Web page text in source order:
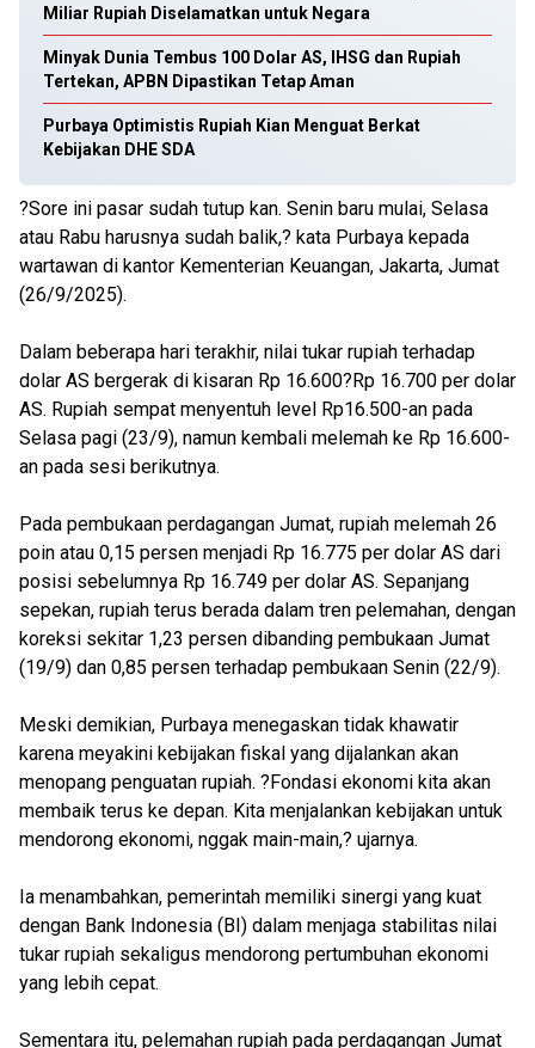
Miliar Rupiah Diselamatkan untuk Negara
Minyak Dunia Tembus 100 Dolar AS, IHSG dan Rupiah
Tertekan, APBN Dipastikan Tetap Aman
Purbaya Optimistis Rupiah Kian Menguat Berkat
Kebijakan DHE SDA
?Sore ini pasar sudah tutup kan. Senin baru mulai, Selasa
atau Rabu harusnya sudah balik,? kata Purbaya kepada
wartawan di kantor Kementerian Keuangan, Jakarta, Jumat
(26/9/2025).
Dalam beberapa hari terakhir, nilai tukar rupiah terhadap
dolar AS bergerak di kisaran Rp 16.600?Rp 16.700 per dolar
AS. Rupiah sempat menyentuh level Rp16.500-an pada
Selasa pagi (23/9), namun kembali melemah ke Rp 16.600-
an pada sesi berikutnya.
Pada pembukaan perdagangan Jumat, rupiah melemah 26
poin atau 0,15 persen menjadi Rp 16.775 per dolar AS dari
posisi sebelumnya Rp 16.749 per dolar AS. Sepanjang
sepekan, rupiah terus berada dalam tren pelemahan, dengan
koreksi sekitar 1,23 persen dibanding pembukaan Jumat
(19/9) dan 0,85 persen terhadap pembukaan Senin (22/9).
Meski demikian, Purbaya menegaskan tidak khawatir
karena meyakini kebijakan fiskal yang dijalankan akan
menopang penguatan rupiah. ?Fondasi ekonomi kita akan
membaik terus ke depan. Kita menjalankan kebijakan untuk
mendorong ekonomi, nggak main-main,? ujarnya.
Ia menambahkan, pemerintah memiliki sinergi yang kuat
dengan Bank Indonesia (BI) dalam menjaga stabilitas nilai
tukar rupiah sekaligus mendorong pertumbuhan ekonomi
yang lebih cepat.
Sementara itu, pelemahan rupiah pada perdagangan Jumat